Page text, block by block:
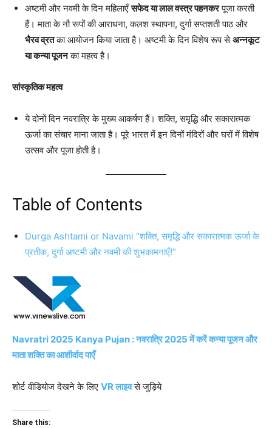
अष्टमी और नवमी के दिन महिलाएँसफेद या लाल वस्त्र पहनकरपूजा करती
हैं। माता के नौ रूपों की आराधना, कलश स्थापना, दुर्गा सप्तशती पाठ और
भैरव व्रतका आयोजन किया जाता है। अष्टमी के दिन विशेष रूप सेअन्नकूट
या कन्या पूजनका महत्व है।
सांस्कृतिक महत्व
ये दोनों दिन नवरात्रि के मुख्य आकर्षण हैं। शक्ति, समृद्धि और सकारात्मक
ऊर्जा का संचार माना जाता है। पूरे भारत में इन दिनों मंदिरों और घरों में विशेष
उत्सव और पूजा होती है।
Table of Contents
Durga Ashtami or Navami “शक्ति, समृद्धि और सकारात्मक ऊर्जा के
प्रतीक, दुर्गा अष्टमी और नवमी की शुभकामनाएँ!”
Navratri 2025 Kanya Pujan : नवरात्रि 2025 में करें कन्या पूजन और
माता शक्ति का आशीर्वाद पाएँ
शोर्ट वीडियोज देखने के लिए VR लाइवसे जुड़िये
Share this: